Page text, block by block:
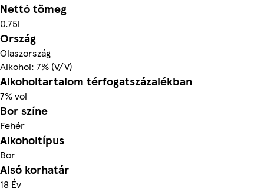
Nettó tömeg
0.75l
Ország
Olaszország
Alkohol: 7% (V/V)
Alkoholtartalom térfogatszázalékban
7% vol
Bor színe
Fehér
Alkoholtípus
Bor
Alsó korhatár
18 Év